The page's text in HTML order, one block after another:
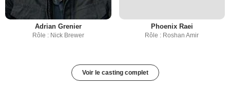
Adrian Grenier
Rôle : Nick Brewer
Phoenix Raei
Rôle : Roshan Amir
Voir le casting complet